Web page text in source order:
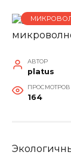
АВТОР
platus
ПРОСМОТРОВ
164